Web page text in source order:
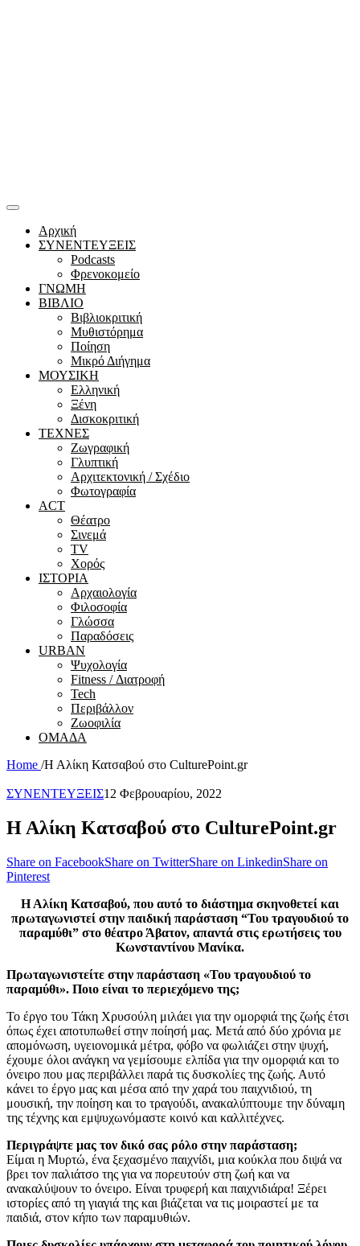
Αρχική
ΣΥΝΕΝΤΕΥΞΕΙΣ
Podcasts
Φρενοκομείο
ΓΝΩΜΗ
ΒΙΒΛΙΟ
Βιβλιοκριτική
Μυθιστόρημα
Ποίηση
Μικρό Διήγημα
ΜΟΥΣΙΚΗ
Ελληνική
Ξένη
Δισκοκριτική
ΤΕΧΝΕΣ
Ζωγραφική
Γλυπτική
Αρχιτεκτονική / Σχέδιο
Φωτογραφία
ACT
Θέατρο
Σινεμά
ΤV
Χορός
ΙΣΤΟΡΙΑ
Αρχαιολογία
Φιλοσοφία
Γλώσσα
Παραδόσεις
URBAN
Ψυχολογία
Fitness / Διατροφή
Tech
Περιβάλλον
Ζωοφιλία
ΟΜΑΔΑ
Home /Η Αλίκη Κατσαβού στο CulturePoint.gr
ΣΥΝΕΝΤΕΥΞΕΙΣ12 Φεβρουαρίου, 2022
Η Αλίκη Κατσαβού στο CulturePoint.gr
Share on FacebookShare on TwitterShare on LinkedinShare on
Pinterest
Η Αλίκη Κατσαβού, που αυτό το διάστημα σκηνοθετεί και
πρωταγωνιστεί στην παιδική παράσταση “Του τραγουδιού το
παραμύθι” στο θέατρο Άβατον, απαντά στις ερωτήσεις του
Κωνσταντίνου Μανίκα.
Πρωταγωνιστείτε στην παράσταση «Του τραγουδιού το
παραμύθι». Ποιο είναι το περιεχόμενο της;
Το έργο του Τάκη Χρυσούλη μιλάει για την ομορφιά της ζωής έτσι
όπως έχει αποτυπωθεί στην ποίησή μας. Μετά από δύο χρόνια με
απομόνωση, υγειονομικά μέτρα, φόβο να φωλιάζει στην ψυχή,
έχουμε όλοι ανάγκη να γεμίσουμε ελπίδα για την ομορφιά και το
όνειρο που μας περιβάλλει παρά τις δυσκολίες της ζωής. Αυτό
κάνει το έργο μας και μέσα από την χαρά του παιχνιδιού, τη
μουσική, την ποίηση και το τραγούδι, ανακαλύπτουμε την δύναμη
της τέχνης και εμψυχωνόμαστε κοινό και καλλιτέχνες.
Περιγράψτε μας τον δικό σας ρόλο στην παράσταση;
Είμαι η Μυρτώ, ένα ξεχασμένο παιχνίδι, μια κούκλα που διψά να
βρει τον παλιάτσο της για να πορευτούν στη ζωή και να
ανακαλύψουν το όνειρο. Είναι τρυφερή και παιχνιδιάρα! Ξέρει
ιστορίες από τη γιαγιά της και βιάζεται να τις μοιραστεί με τα
παιδιά, στον κήπο των παραμυθιών.